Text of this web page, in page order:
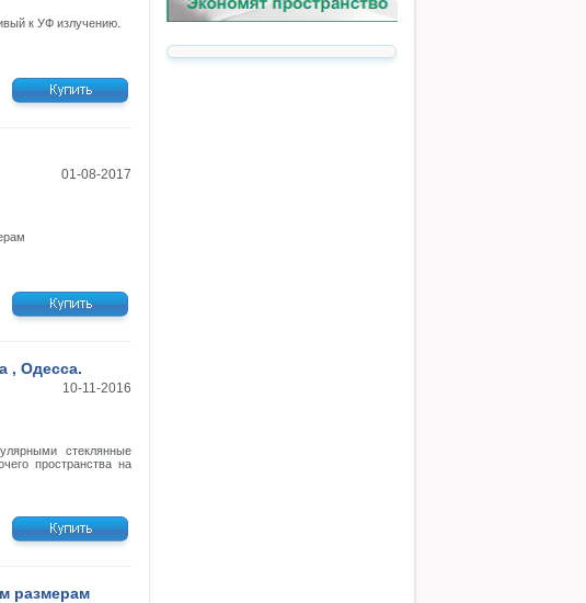
к УФ излучению.
01-08-2017
, Одесса.
10-11-2016
стеклянные
пространства на
размерам